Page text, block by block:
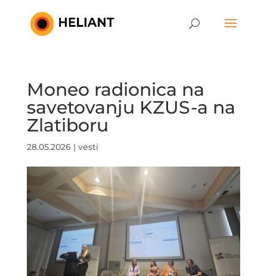
Moneo radionica na
savetovanju KZUS-a na
Zlatiboru
28.05.2026| vesti